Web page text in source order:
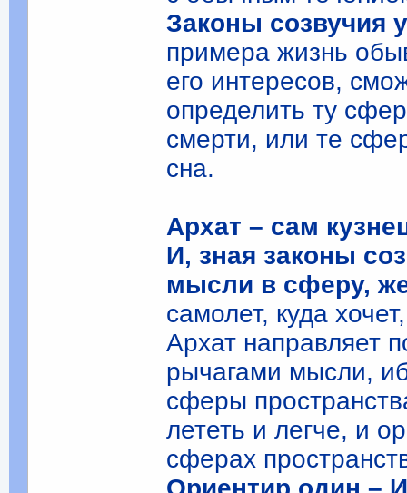
Законы созвучия
примера жизнь
его интересов,
определить ту
смерти, или те
сна.
Архат – сам
И, зная законы
мысли в сферу,
самолет, куда
Архат направляет
рычагами мысли,
сферы
лететь и легче, и
сферах